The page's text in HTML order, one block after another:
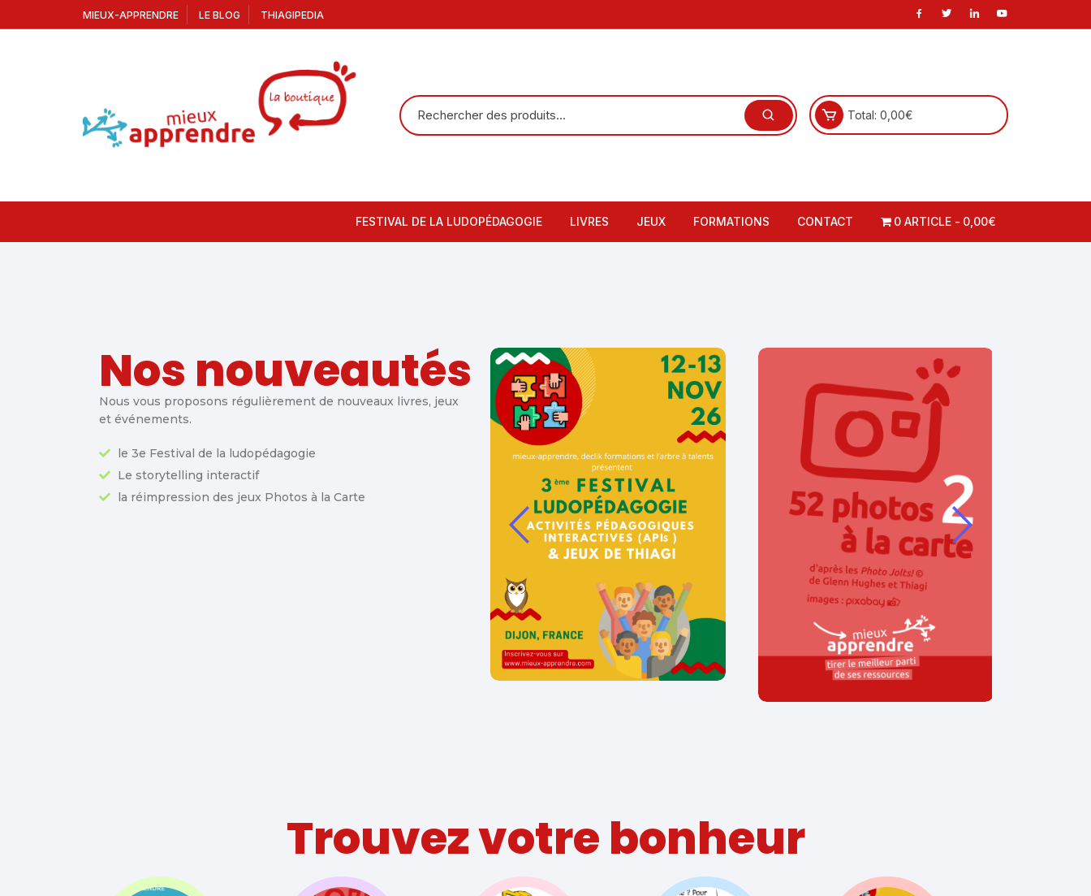
MIEUX-APPRENDRE LE BLOG THIAGIPEDIA
Total: 0,00€
FESTIVAL DE LA LUDOPÉDAGOGIE LIVRES
L’aide aux parents
Autres
JEUX
52 émotions à la carte
FORMATIONS CONTACT 0 ARTICLE 0,00€
Nos nouveautés
Nous vous proposons régulièrement de nouveaux livres, jeux
et événements.
le 3e Festival de la ludopédagogie
Le storytelling interactif
la réimpression des jeux Photos à la Carte
Ajouter au panier
Ajouter au panier
Trouvez votre bonheur